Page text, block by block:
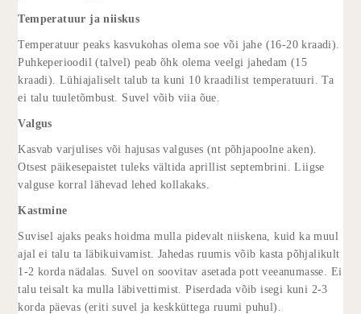
Temperatuur ja niiskus
Temperatuur peaks kasvukohas olema soe või jahe (16-20 kraadi).
Puhkeperioodil (talvel) peab õhk olema veelgi jahedam (15
kraadi). Lühiajaliselt talub ta kuni 10 kraadilist temperatuuri. Ta
ei talu tuuletõmbust. Suvel võib viia õue.
Valgus
Kasvab varjulises või hajusas valguses (nt põhjapoolne aken).
Otsest päikesepaistet tuleks vältida aprillist septembrini. Liigse
valguse korral lähevad lehed kollakaks.
Kastmine
Suvisel ajaks peaks hoidma mulla pidevalt niiskena, kuid ka muul
ajal ei talu ta läbikuivamist. Jahedas ruumis võib kasta põhjalikult
1-2 korda nädalas. Suvel on soovitav asetada pott veeanumasse. Ei
talu teisalt ka mulla läbivettimist. Piserdada võib isegi kuni 2-3
korda päevas (eriti suvel ja keskküttega ruumi puhul).